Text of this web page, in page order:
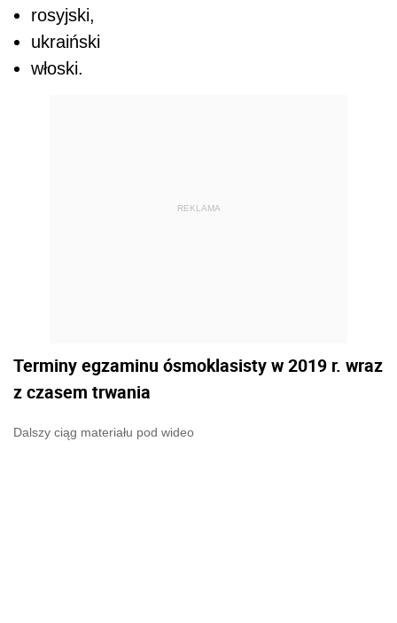
rosyjski,
ukraiński
włoski.
REKLAMA
Terminy egzaminu ósmoklasisty w 2019 r. wraz
z czasem trwania
Dalszy ciąg materiału pod wideo